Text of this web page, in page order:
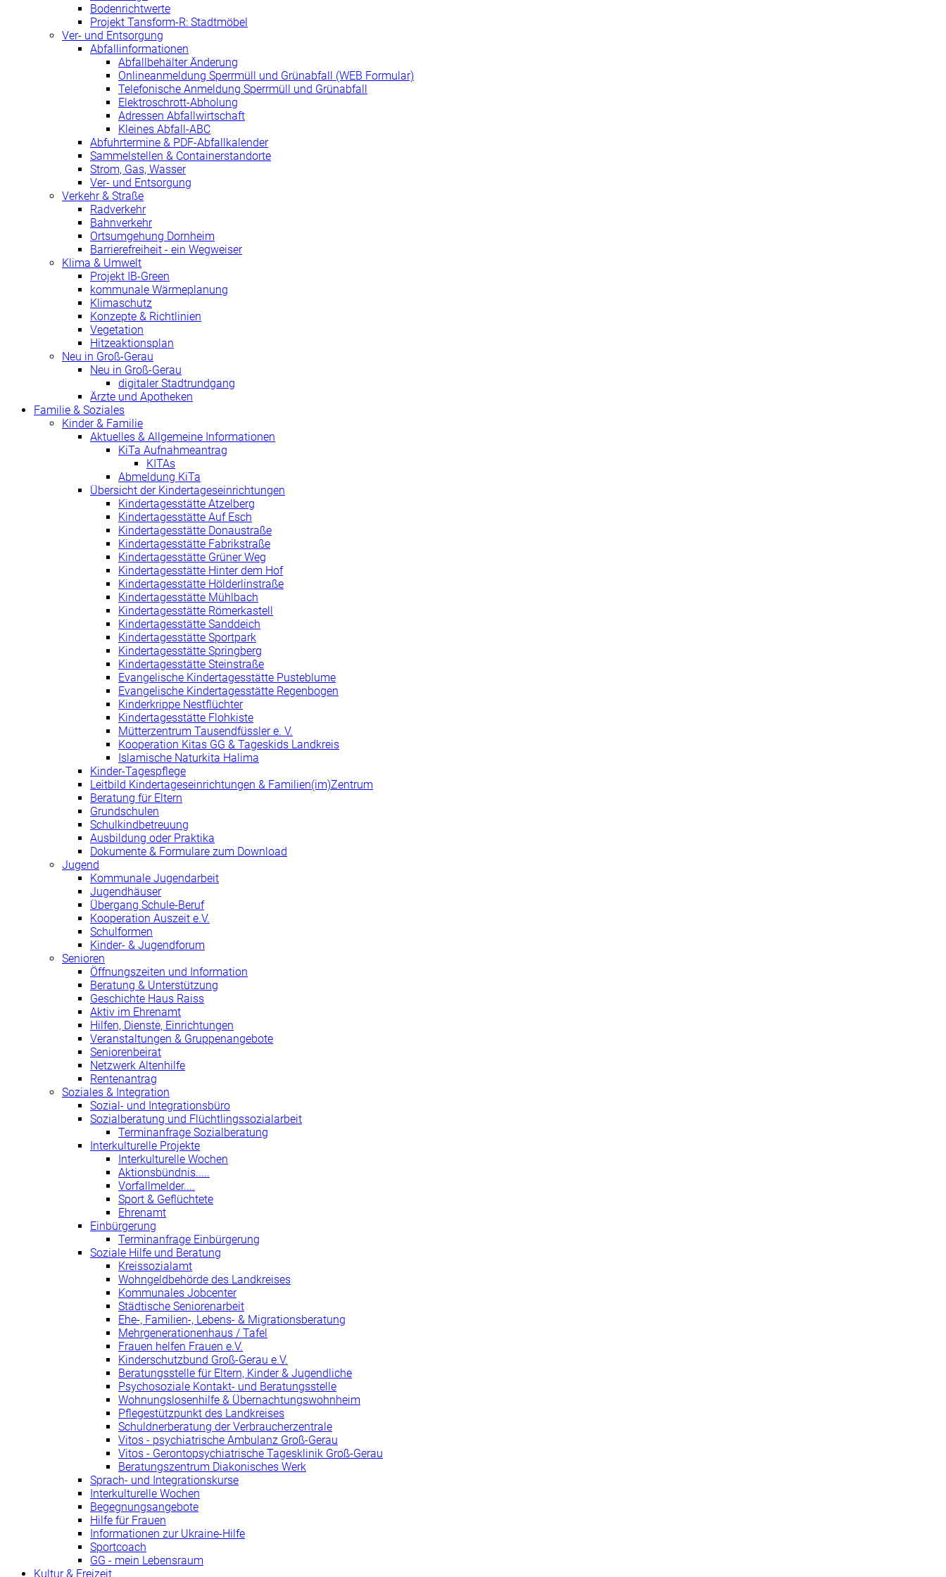
Bodenrichtwerte
Projekt Tansform-R: Stadtmöbel
Ver- und Entsorgung
Abfallinformationen
Abfallbehälter Änderung
Onlineanmeldung Sperrmüll und Grünabfall (WEB Formular)
Telefonische Anmeldung Sperrmüll und Grünabfall
Elektroschrott-Abholung
Adressen Abfallwirtschaft
Kleines Abfall-ABC
Abfuhrtermine & PDF-Abfallkalender
Sammelstellen & Containerstandorte
Strom, Gas, Wasser
Ver- und Entsorgung
Verkehr & Straße
Radverkehr
Bahnverkehr
Ortsumgehung Dornheim
Barrierefreiheit - ein Wegweiser
Klima & Umwelt
Projekt IB-Green
kommunale Wärmeplanung
Klimaschutz
Konzepte & Richtlinien
Vegetation
Hitzeaktionsplan
Neu in Groß-Gerau
Neu in Groß-Gerau
digitaler Stadtrundgang
Ärzte und Apotheken
Familie & Soziales
Kinder & Familie
Aktuelles & Allgemeine Informationen
KiTa Aufnahmeantrag
KITAs
Abmeldung KiTa
Übersicht der Kindertageseinrichtungen
Kindertagesstätte Atzelberg
Kindertagesstätte Auf Esch
Kindertagesstätte Donaustraße
Kindertagesstätte Fabrikstraße
Kindertagesstätte Grüner Weg
Kindertagesstätte Hinter dem Hof
Kindertagesstätte Hölderlinstraße
Kindertagesstätte Mühlbach
Kindertagesstätte Römerkastell
Kindertagesstätte Sanddeich
Kindertagesstätte Sportpark
Kindertagesstätte Springberg
Kindertagesstätte Steinstraße
Evangelische Kindertagesstätte Pusteblume
Evangelische Kindertagesstätte Regenbogen
Kinderkrippe Nestflüchter
Kindertagesstätte Flohkiste
Mütterzentrum Tausendfüssler e. V.
Kooperation Kitas GG & Tageskids Landkreis
Islamische Naturkita Halima
Kinder-Tagespflege
Leitbild Kindertageseinrichtungen & Familien(im)Zentrum
Beratung für Eltern
Grundschulen
Schulkindbetreuung
Ausbildung oder Praktika
Dokumente & Formulare zum Download
Jugend
Kommunale Jugendarbeit
Jugendhäuser
Übergang Schule-Beruf
Kooperation Auszeit e.V.
Schulformen
Kinder- & Jugendforum
Senioren
Öffnungszeiten und Information
Beratung & Unterstützung
Geschichte Haus Raiss
Aktiv im Ehrenamt
Hilfen, Dienste, Einrichtungen
Veranstaltungen & Gruppenangebote
Seniorenbeirat
Netzwerk Altenhilfe
Rentenantrag
Soziales & Integration
Sozial- und Integrationsbüro
Sozialberatung und Flüchtlingssozialarbeit
Terminanfrage Sozialberatung
Interkulturelle Projekte
Interkulturelle Wochen
Aktionsbündnis.....
Vorfallmelder....
Sport & Geflüchtete
Ehrenamt
Einbürgerung
Terminanfrage Einbürgerung
Soziale Hilfe und Beratung
Kreissozialamt
Wohngeldbehörde des Landkreises
Kommunales Jobcenter
Städtische Seniorenarbeit
Ehe-, Familien-, Lebens- & Migrationsberatung
Mehrgenerationenhaus / Tafel
Frauen helfen Frauen e.V.
Kinderschutzbund Groß-Gerau e.V.
Beratungsstelle für Eltern, Kinder & Jugendliche
Psychosoziale Kontakt- und Beratungsstelle
Wohnungslosenhilfe & Übernachtungswohnheim
Pflegestützpunkt des Landkreises
Schuldnerberatung der Verbraucherzentrale
Vitos - psychiatrische Ambulanz Groß-Gerau
Vitos - Gerontopsychiatrische Tagesklinik Groß-Gerau
Beratungszentrum Diakonisches Werk
Sprach- und Integrationskurse
Interkulturelle Wochen
Begegnungsangebote
Hilfe für Frauen
Informationen zur Ukraine-Hilfe
Sportcoach
GG - mein Lebensraum
Kultur & Freizeit